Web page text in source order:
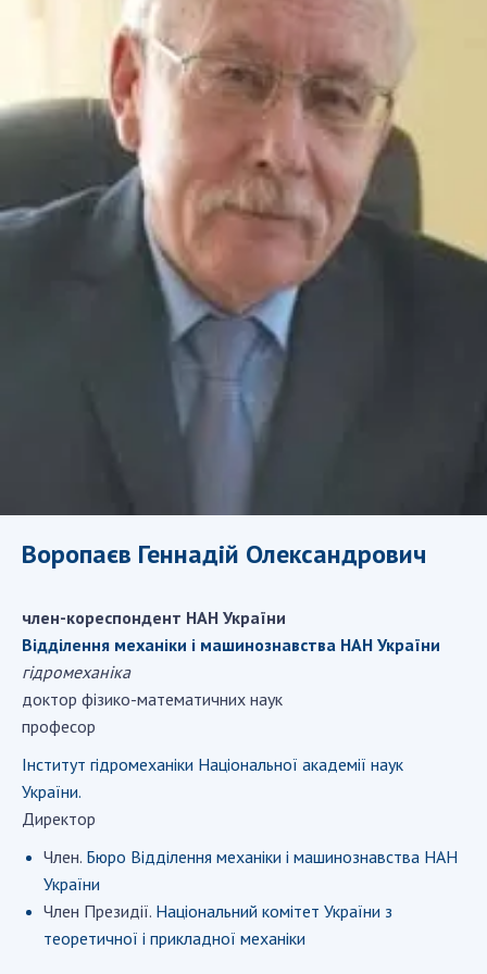
СТРУКТУРА
Президія НАН України
Апарат Президії
Секція фізико-технічних і математичних
наук
Секція хімічних і біологічних наук
Секція суспільних і гуманітарних наук
Установи при Президії
Ради, комітети та комісії
Наукові центри МОН та НАН України
Громадські організації
ДІЯЛЬНІСТЬ
Засідання Президії НАН України
Річні звіти НАН України
Річні фінансові звіти НАН України
Наукові публікації та видавнича діяльність
Охорона прав інтелектуальної власності та
Наукові об'єкти, що становлять національне
науковими приладами НАН України
Оцінювання ефективності діяльності
наукових установ
Конкурси наукових досліджень НАН України
Воропаєв Геннадій Олександрович
член-кореспондент НАН України
Відділення механіки і машинознавства НАН України
гідромеханіка
доктор фізико-математичних наук
професор
Інститут гідромеханіки Національної академії наук
України.
Директор
Член. Бюро Відділення механіки і машинознавства НАН
України
Член Президії. Національний комітет України з
теоретичної і прикладної механіки